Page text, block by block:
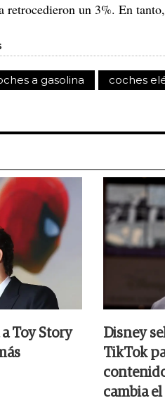
retrocedieron un 3%. En
a gasolina coches
Toy Story
Disney
TikTok
cambia